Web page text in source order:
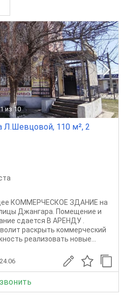
1 из 10
Л.Шевцовой, 110 м², 2
КОММЕРЧЕСКОЕ ЗДАНИЕ на
Джангара. Помещение и
сдается В АРЕНДУ .
раскрыть коммерческий
реализовать новые...
24.06